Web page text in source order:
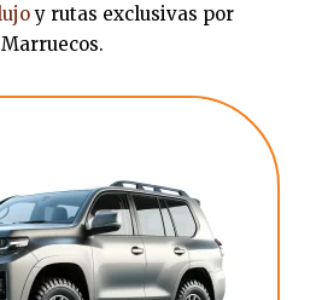
y rutas exclusivas por
Marruecos.